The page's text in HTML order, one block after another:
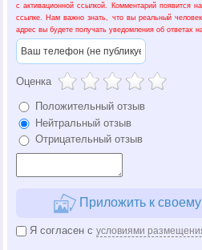
с активационной ссылкой. Комментарий появится
ссылке. Нам важно знать, что вы реальный
адрес вы будете получать уведомления об ответах
Оценка
Положительный отзыв
Нейтральный отзыв
Отрицательный отзыв
Приложить к своему
Я согласен с условиями